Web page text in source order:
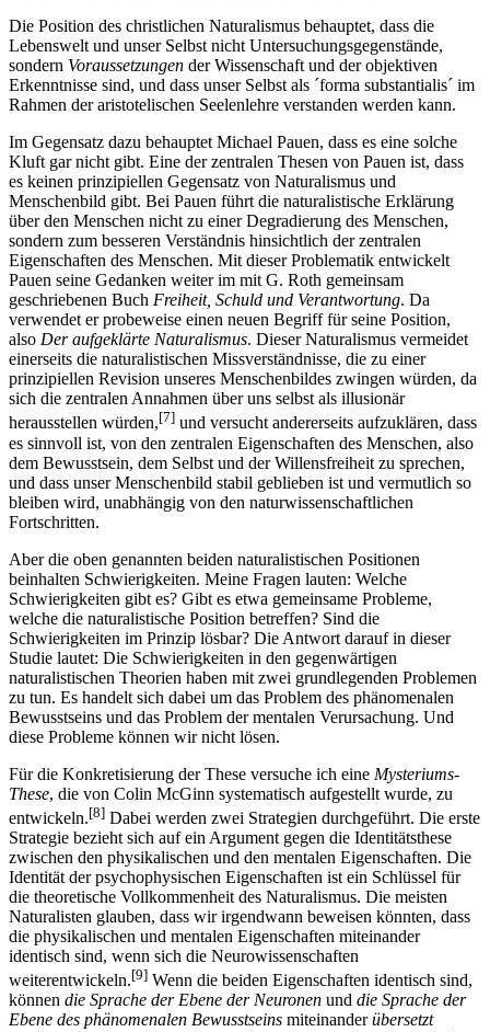
Die Position des christlichen Naturalismus behauptet, dass die
Lebenswelt und unser Selbst nicht Untersuchungsgegenstände,
sondern Voraussetzungen der Wissenschaft und der objektiven
Erkenntnisse sind, und dass unser Selbst als ´forma substantialis´ im
Rahmen der aristotelischen Seelenlehre verstanden werden kann.
Im Gegensatz dazu behauptet Michael Pauen, dass es eine solche
Kluft gar nicht gibt. Eine der zentralen Thesen von Pauen ist, dass
es keinen prinzipiellen Gegensatz von Naturalismus und
Menschenbild gibt. Bei Pauen führt die naturalistische Erklärung
über den Menschen nicht zu einer Degradierung des Menschen,
sondern zum besseren Verständnis hinsichtlich der zentralen
Eigenschaften des Menschen. Mit dieser Problematik entwickelt
Pauen seine Gedanken weiter im mit G. Roth gemeinsam
geschriebenen Buch Freiheit, Schuld und Verantwortung. Da
verwendet er probeweise einen neuen Begriff für seine Position,
also Der aufgeklärte Naturalismus. Dieser Naturalismus vermeidet
einerseits die naturalistischen Missverständnisse, die zu einer
prinzipiellen Revision unseres Menschenbildes zwingen würden, da
sich die zentralen Annahmen über uns selbst als illusionär
herausstellen würden,[7] und versucht andererseits aufzuklären, dass
es sinnvoll ist, von den zentralen Eigenschaften des Menschen, also
dem Bewusstsein, dem Selbst und der Willensfreiheit zu sprechen,
und dass unser Menschenbild stabil geblieben ist und vermutlich so
bleiben wird, unabhängig von den naturwissenschaftlichen
Fortschritten.
Aber die oben genannten beiden naturalistischen Positionen
beinhalten Schwierigkeiten. Meine Fragen lauten: Welche
Schwierigkeiten gibt es? Gibt es etwa gemeinsame Probleme,
welche die naturalistische Position betreffen? Sind die
Schwierigkeiten im Prinzip lösbar? Die Antwort darauf in dieser
Studie lautet: Die Schwierigkeiten in den gegenwärtigen
naturalistischen Theorien haben mit zwei grundlegenden Problemen
zu tun. Es handelt sich dabei um das Problem des phänomenalen
Bewusstseins und das Problem der mentalen Verursachung. Und
diese Probleme können wir nicht lösen.
Für die Konkretisierung der These versuche ich eine Mysteriums-
These, die von Colin McGinn systematisch aufgestellt wurde, zu
entwickeln.[8] Dabei werden zwei Strategien durchgeführt. Die erste
Strategie bezieht sich auf ein Argument gegen die Identitätsthese
zwischen den physikalischen und den mentalen Eigenschaften. Die
Identität der psychophysischen Eigenschaften ist ein Schlüssel für
die theoretische Vollkommenheit des Naturalismus. Die meisten
Naturalisten glauben, dass wir irgendwann beweisen könnten, dass
die physikalischen und mentalen Eigenschaften miteinander
identisch sind, wenn sich die Neurowissenschaften
weiterentwickeln.[9] Wenn die beiden Eigenschaften identisch sind,
können die Sprache der Ebene der Neuronen und die Sprache der
Ebene des phänomenalen Bewusstseins miteinanderübersetzt